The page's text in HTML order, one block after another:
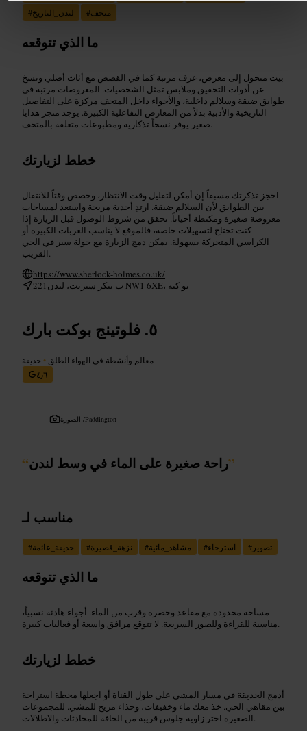
#لندن_التاريخ #متحف
ما الذي تتوقعه
بيت متحول إلى معرض، غرف مرتبة كما في القصص مع أثاث أصلي ونسخ
عن أدوات التحقيق وملابس تمثل الشخصيات. المعروضات مرتبة في
طوابق ضيقة وسلالم داخلية، والأجواء داخل المتحف مركزة على التفاصيل
التاريخية والأدبية بدلاً من المعارض التفاعلية الكبيرة. يوجد متجر هدايا
صغير يوفر نسخاً تذكارية ومطبوعات متعلقة بالمتحف.
خطط لزيارتك
احجز تذكرتك مسبقاً إن أمكن لتقليل وقت الانتظار، وخصص وقتاً للانتقال
بين الطوابق لأن السلالم ضيقة. ارتدِ أحذية مريحة واستعد لمساحات
معروضة صغيرة ومكتظة أحياناً. تحقق من شروط الوصول قبل الزيارة إذا
كنت تحتاج لتسهيلات خاصة، فالموقع لا يناسب العربات الكبيرة أو
الكراسي المتحركة بسهولة. يمكن دمج الزيارة مع جولة سير في الحي
القريب.
https://www.sherlock-holmes.co.uk/
221ب بيكر ستريت، لندن NW1 6XE، يو كيه
فلوتينج بوكت بارك
معالم وأنشطة في الهواء الطلق • حديقة
٤٫٦
الصورة /Paddington
“راحة صغيرة على الماء في وسط لندن”
مناسب لـ
#حديقة_عائمة #نزهة_قصيرة #مشاهد_مائية #استرخاء # تصوير
ما الذي تتوقعه
مساحة محدودة مع مقاعد وخضرة وقرب من الماء. أجواء هادئة نسبياً،
مناسبة للقراءة وللصور السريعة. لا تتوقع مرافق واسعة أو فعاليات كبيرة.
خطط لزيارتك
أدمج الحديقة في مسار المشي على طول القناة أو اجعلها محطة استراحة
بين مقاهي الحي. خذ معك ماء وخفيفات، وحذاء مريح للمشي. للمجموعات
الصغيرة اختر زاوية جلوس قريبة من الحافة للمحادثات والاطلالات.